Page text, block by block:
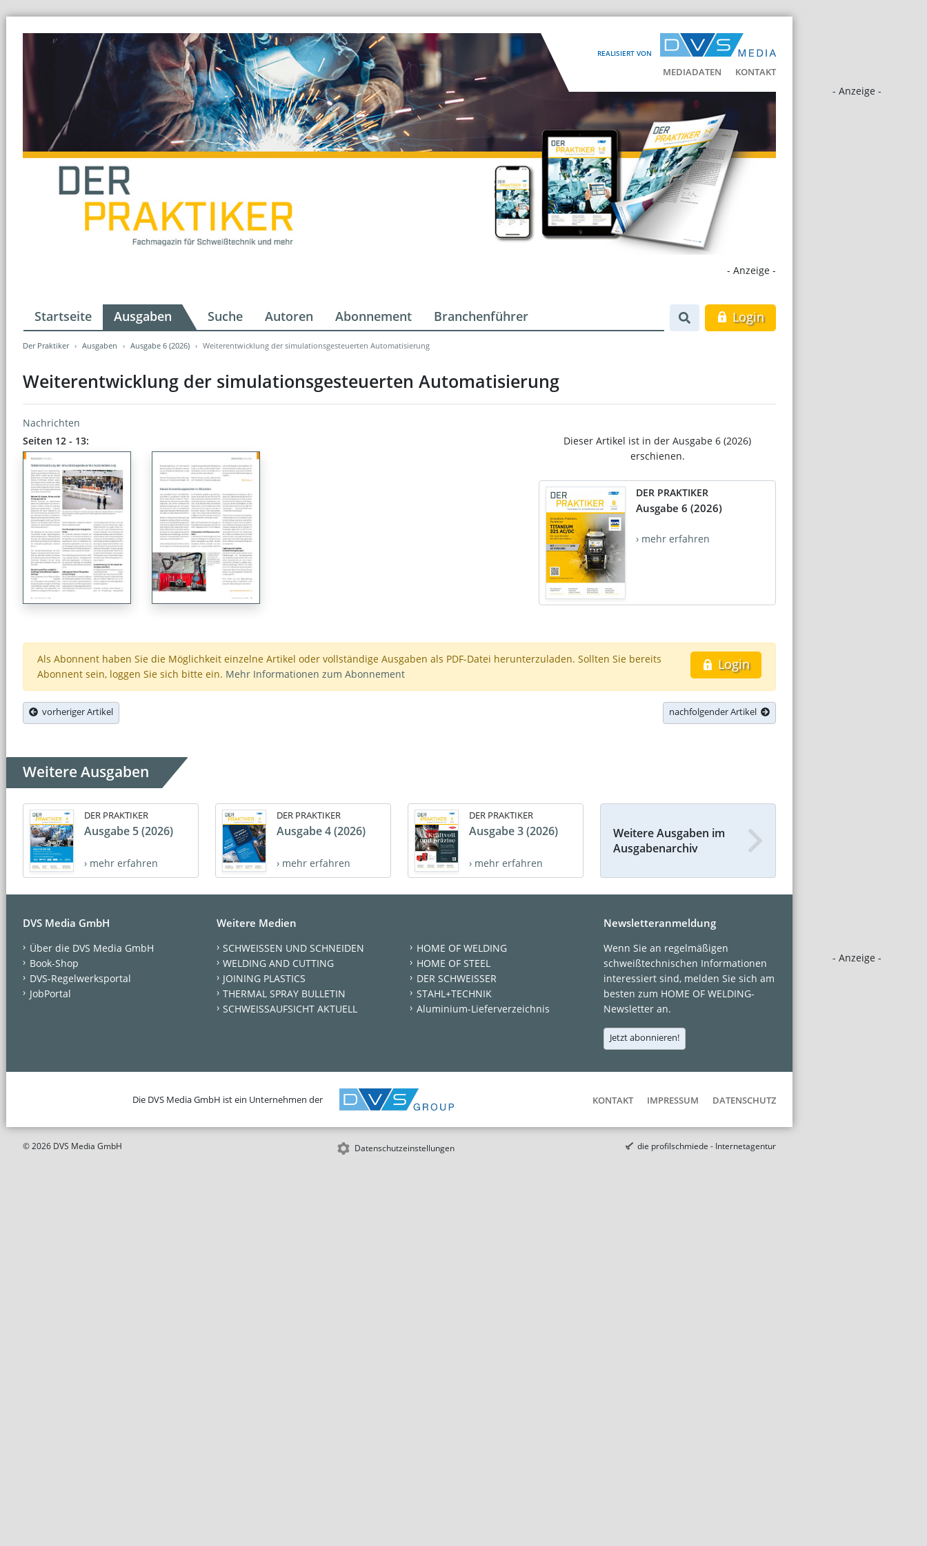
REALISIERT VON
MEDIADATEN KONTAKT
- Anzeige -
- Anzeige -
- Anzeige -
Startseite Ausgaben Suche Autoren Abonnement Branchenführer Login
Der Praktiker Ausgaben Ausgabe 6 (2026) Weiterentwicklung der simulationsgesteuerten Automatisierung
Weiterentwicklung der simulationsgesteuerten Automatisierung
Nachrichten
Seiten 12 - 13:
Dieser Artikel ist in der Ausgabe 6 (2026)
erschienen.
DER PRAKTIKER
Ausgabe 6 (2026)
› mehr erfahren
Login
Als Abonnent haben Sie die Möglichkeit einzelne Artikel oder vollständige Ausgaben als PDF-Datei herunterzuladen. Sollten Sie bereits
Abonnent sein, loggen Sie sich bitte ein. Mehr Informationen zum Abonnement
vorheriger Artikel nachfolgender Artikel
Weitere Ausgaben
DER PRAKTIKER
Ausgabe 5 (2026)
› mehr erfahren
DER PRAKTIKER
Ausgabe 4 (2026)
› mehr erfahren
DER PRAKTIKER
Ausgabe 3 (2026)
› mehr erfahren
Weitere Ausgaben im
Ausgabenarchiv
DVS Media GmbH
Über die DVS Media GmbH
Book-Shop
DVS-Regelwerksportal
JobPortal
Weitere Medien
SCHWEISSEN UND SCHNEIDEN
WELDING AND CUTTING
JOINING PLASTICS
THERMAL SPRAY BULLETIN
SCHWEISSAUFSICHT AKTUELL
HOME OF WELDING
HOME OF STEEL
DER SCHWEISSER
STAHL+TECHNIK
Aluminium-Lieferverzeichnis
Newsletteranmeldung
Wenn Sie an regelmäßigen
schweißtechnischen Informationen
interessiert sind, melden Sie sich am
besten zum HOME OF WELDING-
Newsletter an.
Jetzt abonnieren!
Die DVS Media GmbH ist ein Unternehmen der KONTAKT IMPRESSUM DATENSCHUTZ
© 2026 DVS Media GmbH Datenschutzeinstellungen die profilschmiede - Internetagentur